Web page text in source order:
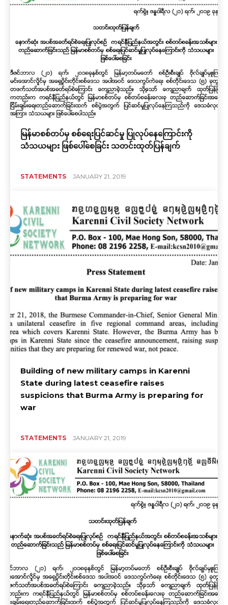
မြန်မာစစ်တပ်မှ စစ်ရေးပြင်ဆင်မှု ပြုလုပ်နေကြောင်းကို
သံသယများ ဖြစ်ပေါ်စေခြင်း သတင်းထုတ်ပြန်ချက်
STATEMENTS JANUARY 21, 2019
Building of new military camps in Karenni
State during latest ceasefire raises
suspicions that Burma Army is preparing for
war
STATEMENTS JANUARY 21, 2019